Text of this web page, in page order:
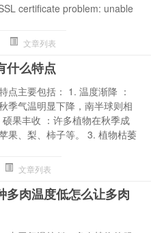
certificate problem: unable
文章列表
什么特点
点主要包括： 1. 温度渐降 ：
季气温明显下降，南半球则相
硕果丰收 ：许多植物在秋季成
果、梨、柿子等。 3. 植物枯萎
文章列表
多肉温度低怎么让多肉